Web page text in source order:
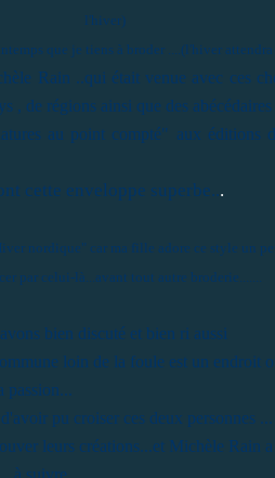
l'hiver)
que je tiens à broder ....(l'hiver attendra
Rain ..qui était venue avec ces
, de régions ainsi que des
au point compté" aux éditions
cette enveloppe superbe...
nordique" car ma fille adore ce style un
par celui-là...avant tout autre broderie.......
bien discuté et bien ri aussi
loin de la foule est un endroit
passion...
pu croiser ces deux personnes ...
leurs créations...et Michèle Rain
suivre...